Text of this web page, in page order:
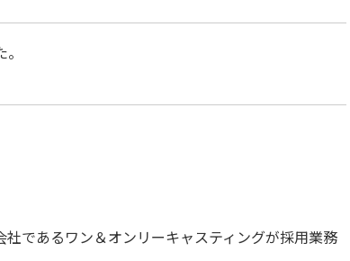
であるワン＆オンリーキャスティングが採用業務